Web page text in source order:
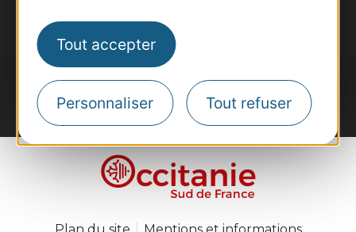
Tout accepter
Personnaliser Tout refuser
#VoyageOccitanie